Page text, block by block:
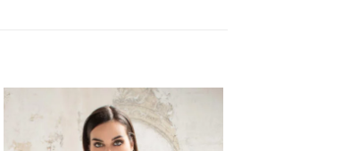
AGGIUNGI